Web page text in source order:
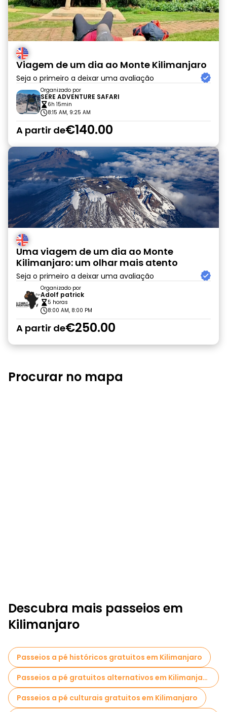
Viagem de um dia ao Monte Kilimanjaro
Seja o primeiro a deixar uma avaliação
Organizado por
SERE ADVENTURE SAFARI
6h 15min
8:15 AM, 9:25 AM
A partir de€140.00
Uma viagem de um dia ao Monte
Kilimanjaro: um olhar mais atento
Seja o primeiro a deixar uma avaliação
Organizado por
Adolf patrick
5 horas
8:00 AM, 8:00 PM
A partir de€250.00
Procurar no mapa
Descubra mais passeios em
Kilimanjaro
Passeios a pé históricos gratuitos em Kilimanjaro
Passeios a pé gratuitos alternativos em Kilimanjaro
Passeios a pé culturais gratuitos em Kilimanjaro